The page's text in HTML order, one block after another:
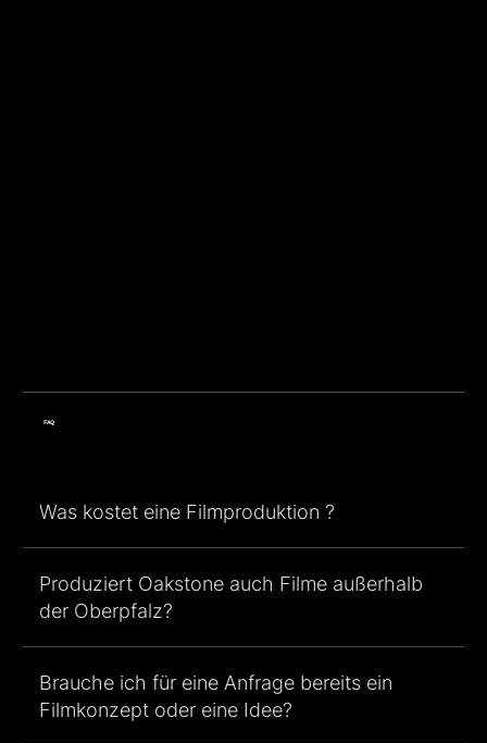
FAQ
Was kostet eine Filmproduktion ?
Produziert Oakstone auch Filme außerhalb
der Oberpfalz?
Brauche ich für eine Anfrage bereits ein
Filmkonzept oder eine Idee?